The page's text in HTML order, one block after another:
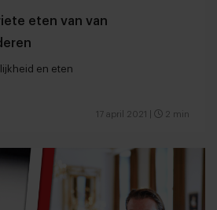
eten van van
en eten
17 april 2021 2 min